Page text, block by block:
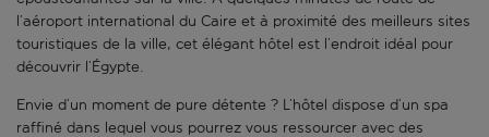
l’aéroport international du Caire et à proximité des meilleurs sites
touristiques de la ville, cet élégant hôtel est l’endroit idéal pour
découvrir l’Égypte.
Envie d’un moment de pure détente ? L’hôtel dispose d’un spa
raffiné dans lequel vous pourrez vous ressourcer avec des